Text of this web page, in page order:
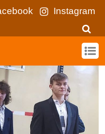
Instagram